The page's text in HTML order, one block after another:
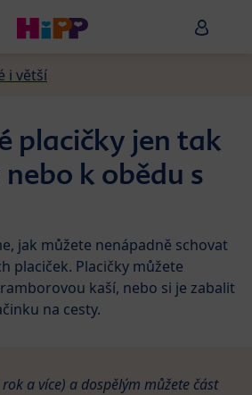
HiPP
i větší
placičky jen tak
k obědu s
jak můžete nenápadně schovat
placiček. Placičky můžete
kaší, nebo si je zabalit
na cesty.
a více) a dospělým můžete část